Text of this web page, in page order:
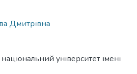
Дмитрівна
університет імені